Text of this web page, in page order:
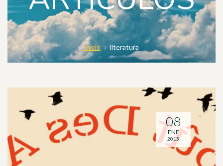
Inicio literatura
08
ENE
2015